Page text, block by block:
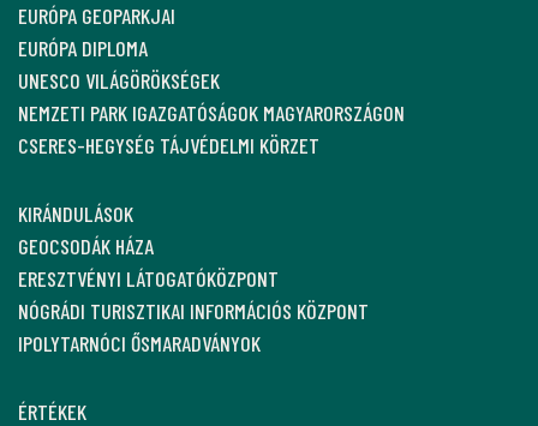
EURÓPA GEOPARKJAI
EURÓPA DIPLOMA
UNESCO VILÁGÖRÖKSÉGEK
NEMZETI PARK IGAZGATÓSÁGOK MAGYARORSZÁGON
CSERES-HEGYSÉG TÁJVÉDELMI KÖRZET
KIRÁNDULÁSOK
GEOCSODÁK HÁZA
ERESZTVÉNYI LÁTOGATÓKÖZPONT
NÓGRÁDI TURISZTIKAI INFORMÁCIÓS KÖZPONT
IPOLYTARNÓCI ŐSMARADVÁNYOK
ÉRTÉKEK